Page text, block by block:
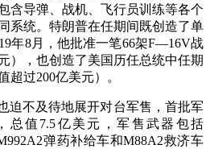
含导弹、战机、飞行员训练等各个
系统。特朗普在任期间既创造了单
年8月，他批准一笔66架F—16V战
），也创造了美国历任总统中任期
超过200亿美元）。
不及待地展开对台军售，首批军
总值7.5亿美元，军售武器包括
弹药补给车和M88A2救济车